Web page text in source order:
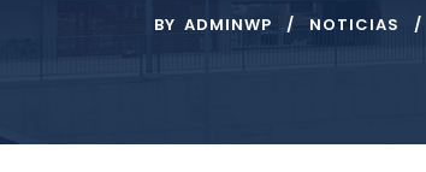
BY ADMINWP NOTICIAS